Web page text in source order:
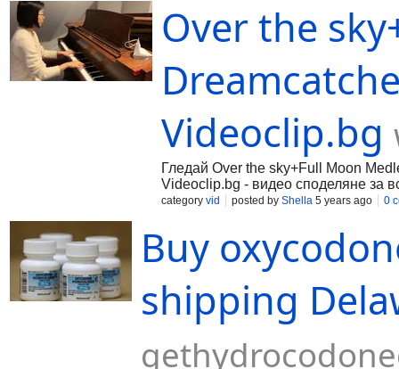
Over the
Videoclip.bg
Гледай Over the sky+Full Moon
Videoclip.bg - видео споделяне за
category vid posted by Shella 5 years ago 0
Buy
shipping